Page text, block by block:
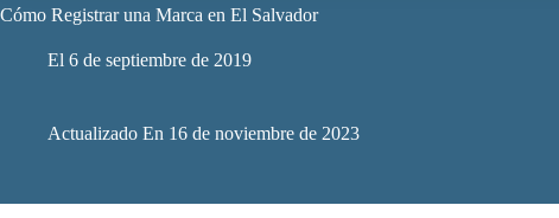
Cómo Registrar una Marca en El Salvador
El 6 de septiembre de 2019
Actualizado En 16 de noviembre de 2023